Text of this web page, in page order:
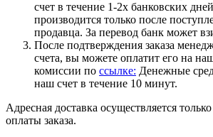
счет в течение 1-2х банковских
производится только после
продавца. За перевод банк может
После подтверждения заказа
счета, вы можете оплатит его на
комиссии по ссылке: Денежные
наш счет в течение 10 минут.
Адресная доставка осуществляется
оплаты заказа.